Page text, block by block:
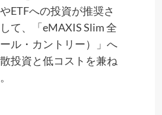
ETFへの投資が推奨さ
て、「eMAXIS Slim 全
ル・カントリー）」へ
投資と低コストを兼ね